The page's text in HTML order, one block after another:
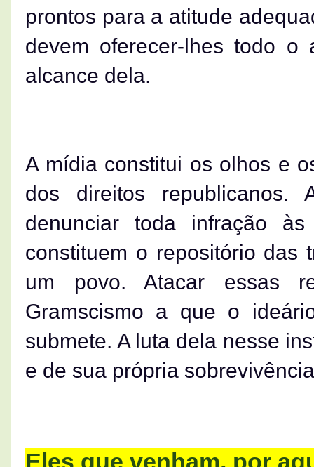
prontos para a atitude
devem oferecer-lhes todo
alcance dela.
A mídia constitui os olhos e
dos direitos
denunciar toda infração
constituem o repositório das
um povo. Atacar essas
Gramscismo a que o
submete. A luta dela nesse
e de sua própria
Eles que venham, por